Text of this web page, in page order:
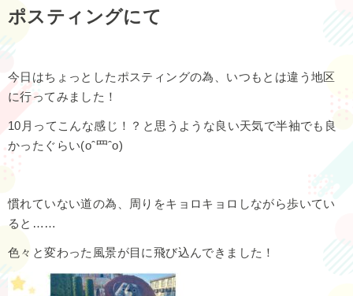
ポスティングにて
今日はちょっとしたポスティングの為、いつもとは違う地区
に行ってみました！
10月ってこんな感じ！？と思うような良い天気で半袖でも良
かったぐらい(oˆ罒ˆo)
慣れていない道の為、周りをキョロキョロしながら歩いてい
ると……
色々と変わった風景が目に飛び込んできました！